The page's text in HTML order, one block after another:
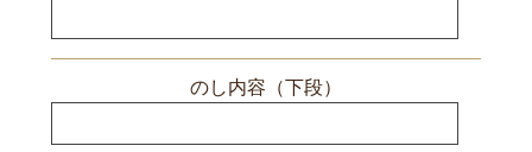
のし内容（下段）